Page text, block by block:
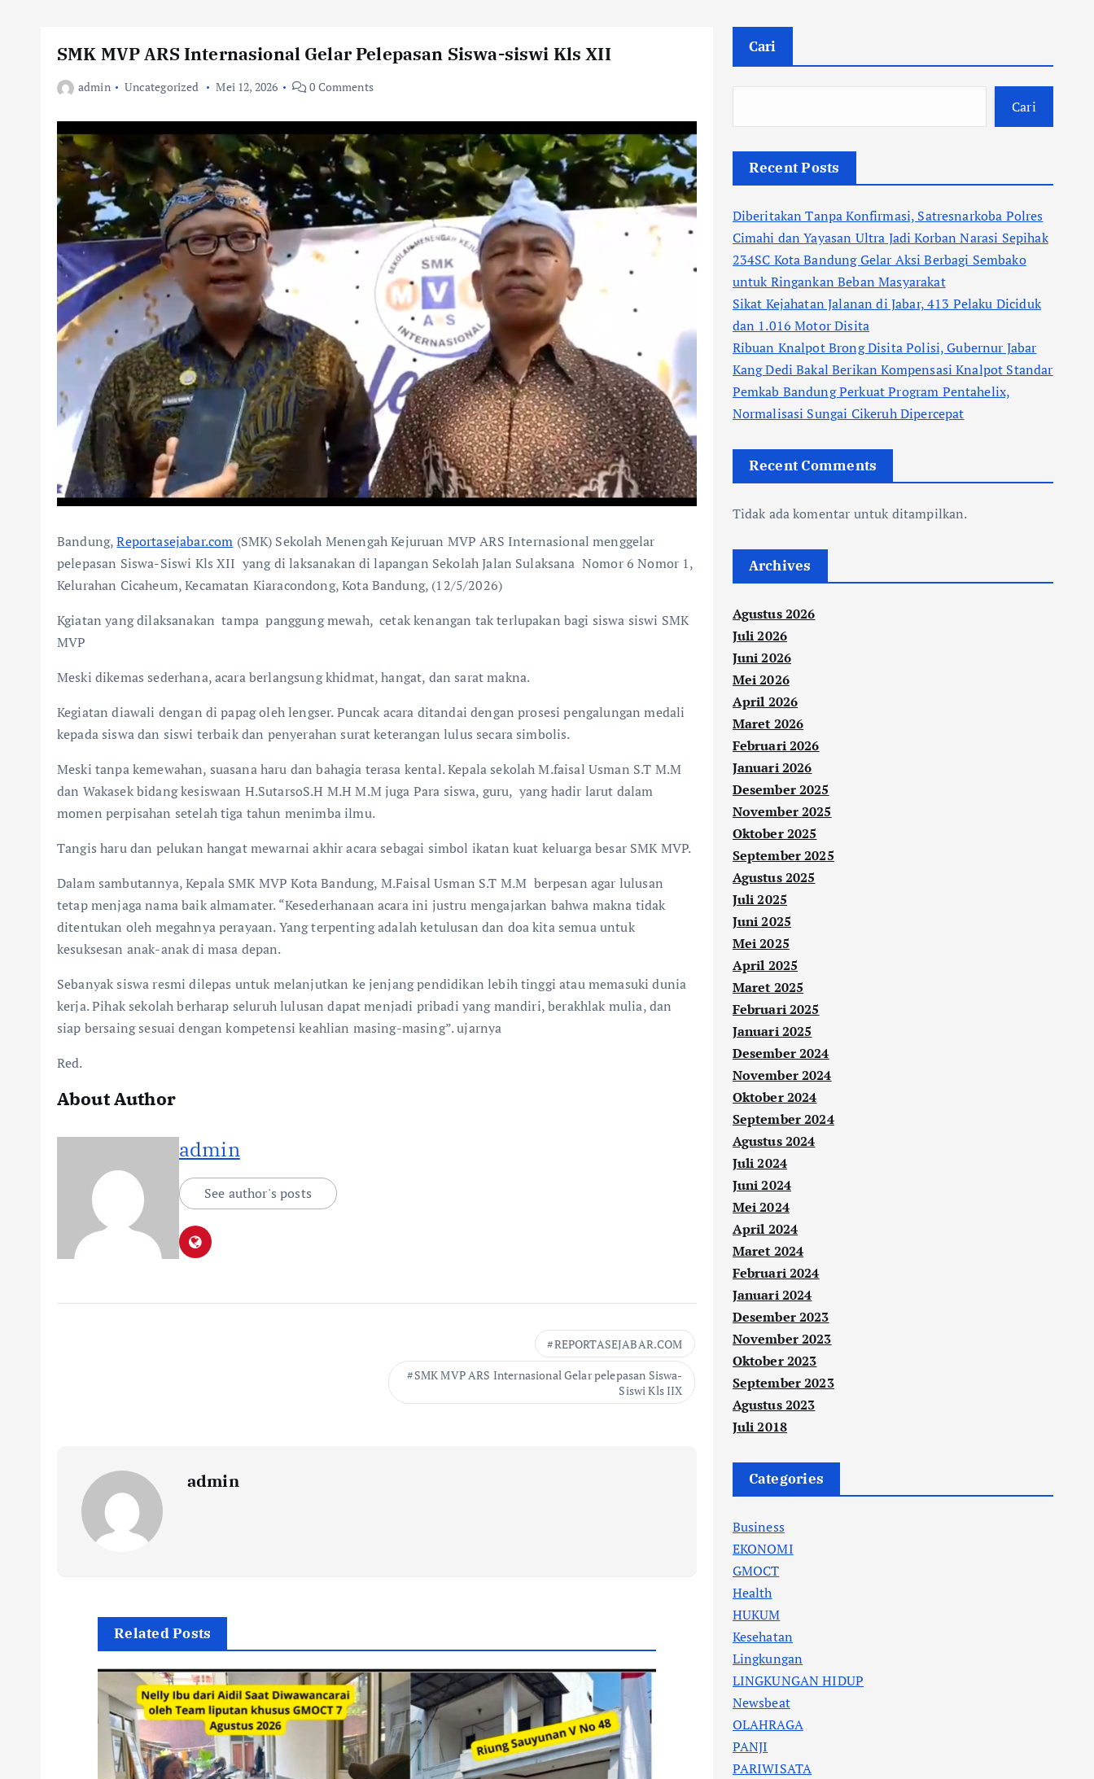
SMK MVP ARS Internasional Gelar Pelepasan Siswa-siswi Kls XII
admin Uncategorized Mei 12, 2026 0 Comments
Bandung,Reportasejabar.com (SMK) Sekolah Menengah Kejuruan MVP ARS Internasional menggelar
pelepasan Siswa-Siswi Kls XII yang di laksanakan di lapangan Sekolah Jalan Sulaksana Nomor 6 Nomor 1,
Kelurahan Cicaheum, Kecamatan Kiaracondong, Kota Bandung, (12/5/2026)
Kgiatan yang dilaksanakan tampa panggung mewah, cetak kenangan tak terlupakan bagi siswa siswi SMK
MVP
Meski dikemas sederhana, acara berlangsung khidmat, hangat, dan sarat makna.
Kegiatan diawali dengan di papag oleh lengser. Puncak acara ditandai dengan prosesi pengalungan medali
kepada siswa dan siswi terbaik dan penyerahan surat keterangan lulus secara simbolis.
Meski tanpa kemewahan, suasana haru dan bahagia terasa kental. Kepala sekolah M.faisal Usman S.T M.M
dan Wakasek bidang kesiswaan H.SutarsoS.H M.H M.M juga Para siswa, guru, yang hadir larut dalam
momen perpisahan setelah tiga tahun menimba ilmu.
Tangis haru dan pelukan hangat mewarnai akhir acara sebagai simbol ikatan kuat keluarga besar SMK MVP.
Dalam sambutannya, Kepala SMK MVP Kota Bandung, M.Faisal Usman S.T M.M berpesan agar lulusan
tetap menjaga nama baik almamater. “Kesederhanaan acara ini justru mengajarkan bahwa makna tidak
ditentukan oleh megahnya perayaan. Yang terpenting adalah ketulusan dan doa kita semua untuk
kesuksesan anak-anak di masa depan.
Sebanyak siswa resmi dilepas untuk melanjutkan ke jenjang pendidikan lebih tinggi atau memasuki dunia
kerja. Pihak sekolah berharap seluruh lulusan dapat menjadi pribadi yang mandiri, berakhlak mulia, dan
siap bersaing sesuai dengan kompetensi keahlian masing-masing”. ujarnya
Red.
About Author
admin
See author's posts
REPORTASEJABAR.COM
SMK MVP ARS Internasional Gelar pelepasan Siswa-
Siswi Kls IIX
admin
Related Posts
Cari
Cari
Recent Posts
Diberitakan Tanpa Konfirmasi, Satresnarkoba Polres
Cimahi dan Yayasan Ultra Jadi Korban Narasi Sepihak
234SC Kota Bandung Gelar Aksi Berbagi Sembako
untuk Ringankan Beban Masyarakat
Sikat Kejahatan Jalanan di Jabar, 413 Pelaku Diciduk
dan 1.016 Motor Disita
Ribuan Knalpot Brong Disita Polisi, Gubernur Jabar
Kang Dedi Bakal Berikan Kompensasi Knalpot Standar
Pemkab Bandung Perkuat Program Pentahelix,
Normalisasi Sungai Cikeruh Dipercepat
Recent Comments
Tidak ada komentar untuk ditampilkan.
Archives
Agustus 2026
Juli 2026
Juni 2026
Mei 2026
April 2026
Maret 2026
Februari 2026
Januari 2026
Desember 2025
November 2025
Oktober 2025
September 2025
Agustus 2025
Juli 2025
Juni 2025
Mei 2025
April 2025
Maret 2025
Februari 2025
Januari 2025
Desember 2024
November 2024
Oktober 2024
September 2024
Agustus 2024
Juli 2024
Juni 2024
Mei 2024
April 2024
Maret 2024
Februari 2024
Januari 2024
Desember 2023
November 2023
Oktober 2023
September 2023
Agustus 2023
Juli 2018
Categories
Business
EKONOMI
GMOCT
Health
HUKUM
Kesehatan
Lingkungan
LINGKUNGAN HIDUP
Newsbeat
OLAHRAGA
PANJI
PARIWISATA